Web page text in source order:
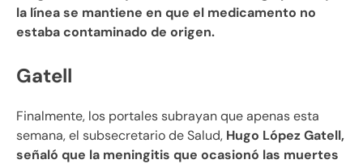
la línea se mantiene en que el medicamento no
estaba contaminado de origen.
Gatell
Finalmente, los portales subrayan que apenas esta
semana, el subsecretario de Salud, Hugo López Gatell,
señaló que la meningitis que ocasionó las muertes